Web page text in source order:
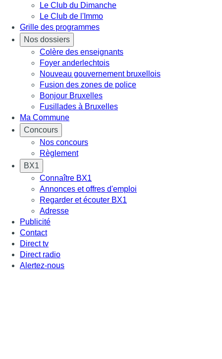
Le Club du Dimanche
Le Club de l'Immo
Grille des programmes
Nos dossiers
Colère des enseignants
Foyer anderlechtois
Nouveau gouvernement bruxellois
Fusion des zones de police
Bonjour Bruxelles
Fusillades à Bruxelles
Ma Commune
Concours
Nos concours
Règlement
BX1
Connaître BX1
Annonces et offres d'emploi
Regarder et écouter BX1
Adresse
Publicité
Contact
Direct tv
Direct radio
Alertez-nous